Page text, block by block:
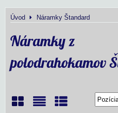
Úvod Náramky Štandard
Náramky z
polodrahokamov